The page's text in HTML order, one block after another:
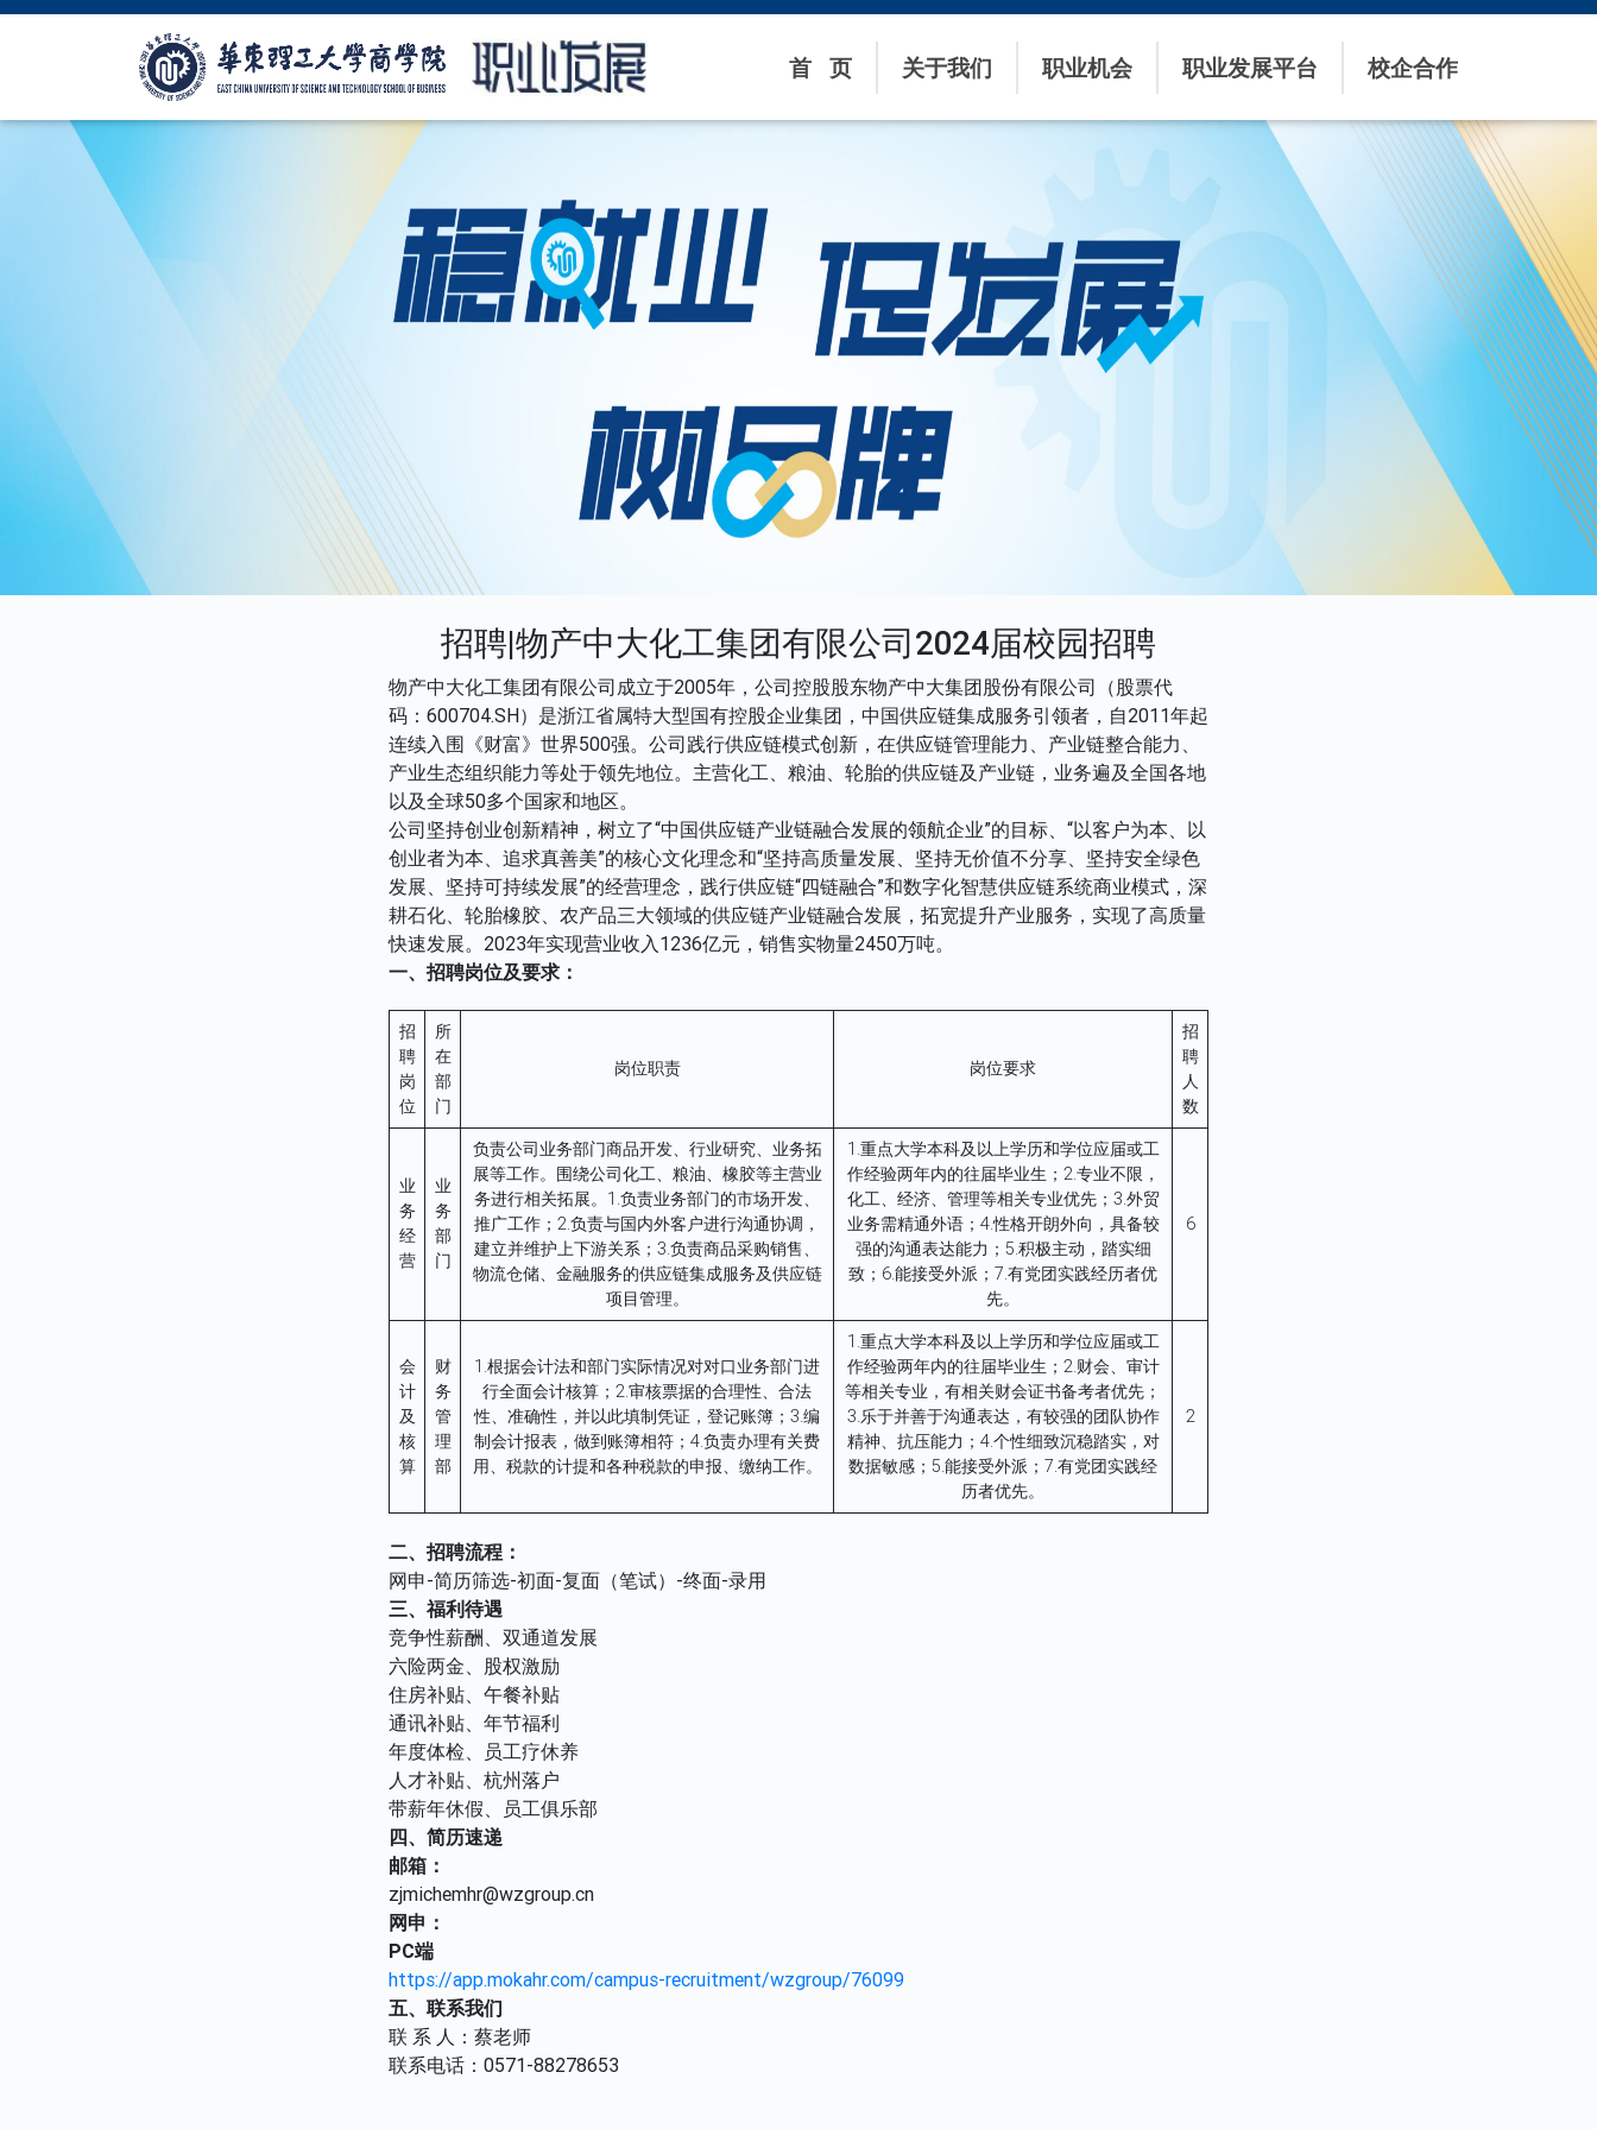
首 页 关于我们 职业机会 职业发展平台 校企合作
招聘|物产中大化工集团有限公司2024届校园招聘
物产中大化工集团有限公司成立于2005年，公司控股股东物产中大集团股份有限公司（股票代
码：600704.SH）是浙江省属特大型国有控股企业集团，中国供应链集成服务引领者，自2011年起
连续入围《财富》世界500强。公司践行供应链模式创新，在供应链管理能力、产业链整合能力、
产业生态组织能力等处于领先地位。主营化工、粮油、轮胎的供应链及产业链，业务遍及全国各地
以及全球50多个国家和地区。
公司坚持创业创新精神，树立了“中国供应链产业链融合发展的领航企业”的目标、“以客户为本、以
创业者为本、追求真善美”的核心文化理念和“坚持高质量发展、坚持无价值不分享、坚持安全绿色
发展、坚持可持续发展”的经营理念，践行供应链“四链融合”和数字化智慧供应链系统商业模式，深
耕石化、轮胎橡胶、农产品三大领域的供应链产业链融合发展，拓宽提升产业服务，实现了高质量
快速发展。2023年实现营业收入1236亿元，销售实物量2450万吨。
一、招聘岗位及要求：
招
聘
岗
位
所
在
部
门
岗位职责 岗位要求
招
聘
人
数
业
务
经
营
业
务
部
门
负责公司业务部门商品开发、行业研究、业务拓
展等工作。围绕公司化工、粮油、橡胶等主营业
务进行相关拓展。1.负责业务部门的市场开发、
推广工作；2.负责与国内外客户进行沟通协调，
建立并维护上下游关系；3.负责商品采购销售、
物流仓储、金融服务的供应链集成服务及供应链
项目管理。
1.重点大学本科及以上学历和学位应届或工
作经验两年内的往届毕业生；2.专业不限，
化工、经济、管理等相关专业优先；3.外贸
业务需精通外语；4.性格开朗外向，具备较
强的沟通表达能力；5.积极主动，踏实细
致；6.能接受外派；7.有党团实践经历者优
先。
6
会
计
及
核
算
财
务
管
理
部
1.根据会计法和部门实际情况对对口业务部门进
行全面会计核算；2.审核票据的合理性、合法
性、准确性，并以此填制凭证，登记账簿；3.编
制会计报表，做到账簿相符；4.负责办理有关费
用、税款的计提和各种税款的申报、缴纳工作。
1.重点大学本科及以上学历和学位应届或工
作经验两年内的往届毕业生；2.财会、审计
等相关专业，有相关财会证书备考者优先；
3.乐于并善于沟通表达，有较强的团队协作
精神、抗压能力；4.个性细致沉稳踏实，对
数据敏感；5.能接受外派；7.有党团实践经
历者优先。
2
二、招聘流程：
网申-简历筛选-初面-复面（笔试）-终面-录用
三、福利待遇
竞争性薪酬、双通道发展
六险两金、股权激励
住房补贴、午餐补贴
通讯补贴、年节福利
年度体检、员工疗休养
人才补贴、杭州落户
带薪年休假、员工俱乐部
四、简历速递
邮箱：
zjmichemhr@wzgroup.cn
网申：
PC端
https://app.mokahr.com/campus-recruitment/wzgroup/76099
五、联系我们
联 系 人：蔡老师
联系电话：0571-88278653